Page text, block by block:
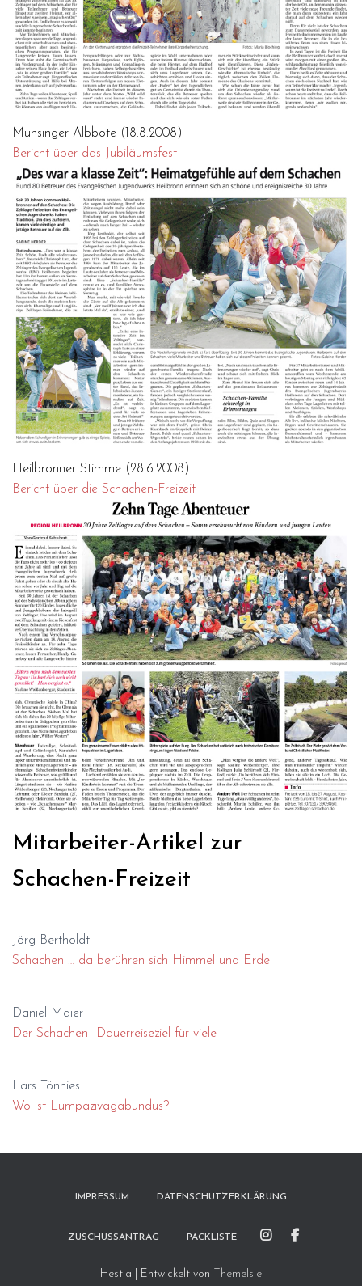
Münsinger Albbote (18.8.2008)
Bericht über das Jubiläumsfest
Heilbronner Stimme (28.6.2008)
Bericht über die Schachen-Freizeit
Mitarbeiter-Artikel zur
Schachen-Freizeit
Jörg Bertholdt
Schachen … da berühren sich Himmel und Erde
Daniel Maier
Der Schachen -Dauerreiseziel für viele
Lars Tönnies
Wo ist Lumpazivagabundus?
IMPRESSUM DATENSCHUTZERKLÄRUNG
ZUSCHUSSANTRAG PACKLISTE
Hestia | Entwickelt von ThemeIsle